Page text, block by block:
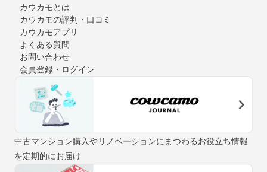
カウカモとは
カウカモの評判・口コミ
カウカモアプリ
よくある質問
お問い合わせ
会員登録・ログイン
中古マンション購入やリノベーションにまつわるお役立ち情報
を定期的にお届け